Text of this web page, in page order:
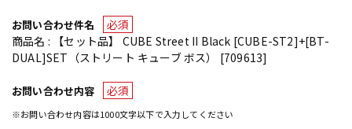
お問い合わせ件名
必須
商品名 : 【セット品】 CUBE Street II Black [CUBE-ST2]+[BT-
DUAL]SET（ストリート キューブ ボス） [709613]
お問い合わせ内容 必須
※お問い合わせ内容は1000文字以下で入力してください